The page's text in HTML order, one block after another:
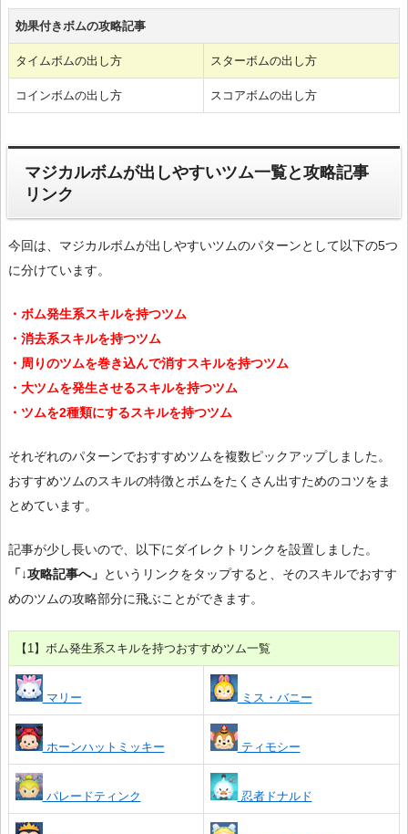
効果付きボムの攻略記事
タイムボムの出し方 スターボムの出し方
コインボムの出し方 スコアボムの出し方
マジカルボムが出しやすいツム一覧と攻略記事
リンク
今回は、マジカルボムが出しやすいツムのパターンとして以下の5つ
に分けています。
・ボム発生系スキルを持つツム
・消去系スキルを持つツム
・周りのツムを巻き込んで消すスキルを持つツム
・大ツムを発生させるスキルを持つツム
・ツムを2種類にするスキルを持つツム
それぞれのパターンでおすすめツムを複数ピックアップしました。
おすすめツムのスキルの特徴とボムをたくさん出すためのコツをま
とめています。
記事が少し長いので、以下にダイレクトリンクを設置しました。
「↓攻略記事へ」 というリンクをタップすると、そのスキルでおすす
めのツムの攻略部分に飛ぶことができます。
【1】ボム発生系スキルを持つおすすめツム一覧
マリー ミス・バニー
ホーンハットミッキー ティモシー
パレードティンク 忍者ドナルド